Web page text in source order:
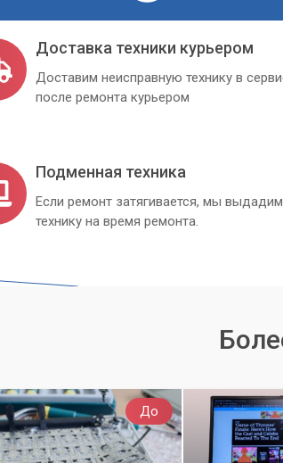
Доставка техники курьером
Доставим неисправную технику в
после ремонта курьером
Подменная техника
Если ремонт затягивается, мы
технику на время ремонта.
До